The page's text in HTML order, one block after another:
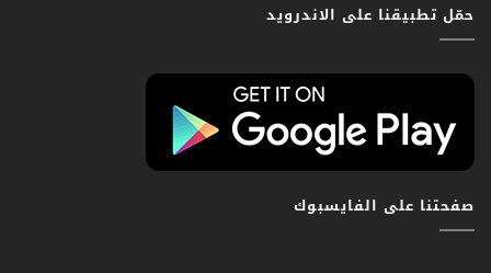
حمّل تطبيقنا على الاندرويد
صفحتنا على الفايسبوك